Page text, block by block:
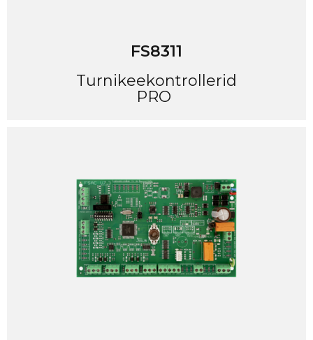
FS8311
Turnikeekontrollerid
PRO